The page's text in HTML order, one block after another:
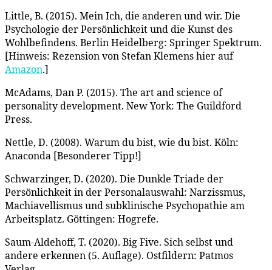
Little, B. (2015). Mein Ich, die anderen und wir. Die
Psychologie der Persönlichkeit und die Kunst des
Wohlbefindens. Berlin Heidelberg: Springer Spektrum.
[Hinweis: Rezension von Stefan Klemens hier auf
Amazon.]
McAdams, Dan P. (2015). The art and science of
personality development. New York: The Guildford
Press.
Nettle, D. (2008). Warum du bist, wie du bist. Köln:
Anaconda [Besonderer Tipp!]
Schwarzinger, D. (2020). Die Dunkle Triade der
Persönlichkeit in der Personalauswahl: Narzissmus,
Machiavellismus und subklinische Psychopathie am
Arbeitsplatz. Göttingen: Hogrefe.
Saum-Aldehoff, T. (2020). Big Five. Sich selbst und
andere erkennen (5. Auflage). Ostfildern: Patmos